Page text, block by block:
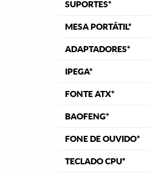
SUPORTES*
MESA PORTÁTIL*
ADAPTADORES*
IPEGA*
FONTE ATX*
BAOFENG*
FONE DE OUVIDO*
TECLADO CPU*